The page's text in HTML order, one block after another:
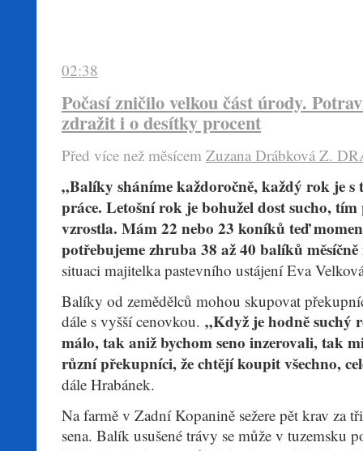
02:38
Počasí zničilo velkou část úrody.
zdražit i o desítky procent
Před více než mĕsícem Zuzana Drábková Z.
„Balíky sháníme každoročně, každý rok je s
práce. Letošní rok je bohužel dost sucho,
vzrostla. Mám 22 nebo 23 koníků teď
potřebujeme zhruba 38 až 40 balíků
situaci majitelka pastevního ustájení Eva
Balíky od zemědělců mohou skupovat
dále s vyšší cenovkou. „Když je hodně suchý
málo, tak aniž bychom seno inzerovali, tak
různí překupníci, že chtějí koupit všechno,
dále Hrabánek.
Na farmě v Zadní Kopanině sežere pět krav za
sena. Balík usušené trávy se může v tuzemsku